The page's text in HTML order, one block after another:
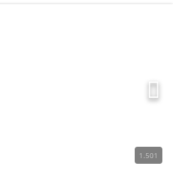
1.501